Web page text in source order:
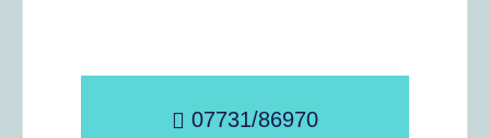
07731/86970